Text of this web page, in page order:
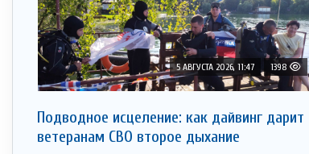
5 АВГУСТА 2026, 11:47 1398
Подводное исцеление: как дайвинг дарит
ветеранам СВО второе дыхание